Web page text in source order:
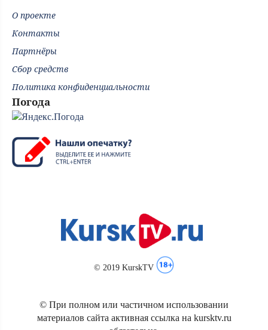
О проекте
Контакты
Партнёры
Сбор средств
Политика конфиденциальности
Погода
© 2019 KurskTV
© При полном или частичном использовании
материалов сайта активная ссылка на kursktv.ru